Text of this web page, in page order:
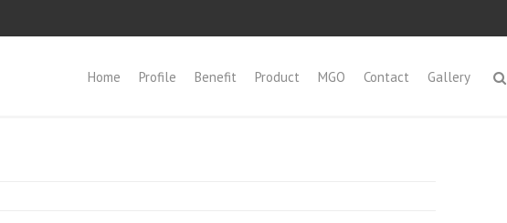
Home Profile Benefit Product MGO Contact Gallery